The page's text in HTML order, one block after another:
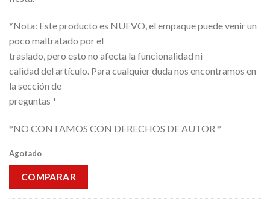
*Nota: Este producto es NUEVO, el empaque puede venir un
poco maltratado por el
traslado, pero esto no afecta la funcionalidad ni
calidad del artículo. Para cualquier duda nos encontramos en
la sección de
preguntas *
*NO CONTAMOS CON DERECHOS DE AUTOR *
Agotado
COMPARAR